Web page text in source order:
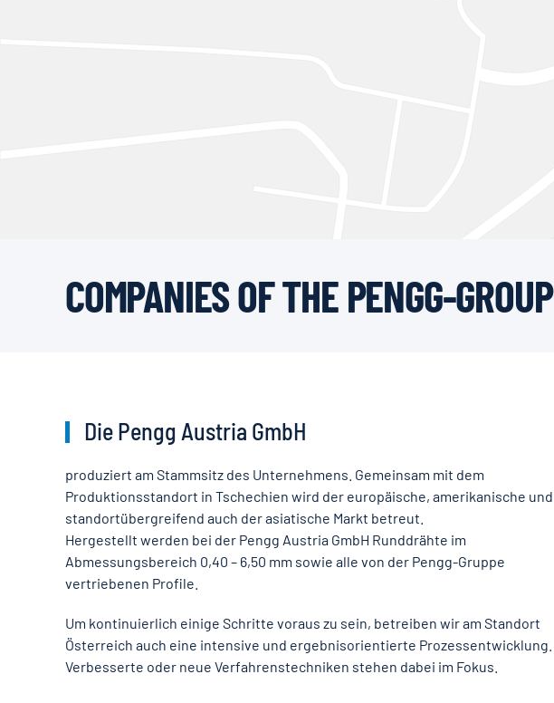
COMPANIES OF THE PENGG-GROUP
Die Pengg Austria GmbH
produziert am Stammsitz des Unternehmens. Gemeinsam mit dem
Produktionsstandort in Tschechien wird der europäische, amerikanische und
standortübergreifend auch der asiatische Markt betreut.
Hergestellt werden bei der Pengg Austria GmbH Runddrähte im
Abmessungsbereich 0,40 – 6,50 mm sowie alle von der Pengg-Gruppe
vertriebenen Profile.
Um kontinuierlich einige Schritte voraus zu sein, betreiben wir am Standort
Österreich auch eine intensive und ergebnisorientierte Prozessentwicklung.
Verbesserte oder neue Verfahrenstechniken stehen dabei im Fokus.